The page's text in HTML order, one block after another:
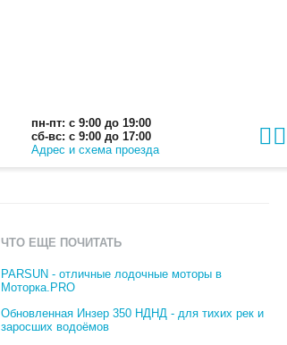
пн-пт: с 9:00 до 19:00
сб-вс: с 9:00 до 17:00
Адрес и схема проезда
ЧТО ЕЩЕ ПОЧИТАТЬ
PARSUN - отличные лодочные моторы в
Моторка.PRO
Обновленная Инзер 350 НДНД - для тихих рек и
заросших водоёмов